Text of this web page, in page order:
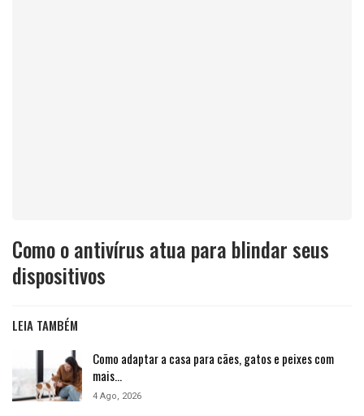
Como o antivírus atua para blindar seus
dispositivos
LEIA TAMBÉM
Como adaptar a casa para cães, gatos e peixes com
mais…
4 Ago, 2026